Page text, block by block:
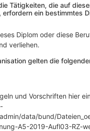
Tätigkeiten, die auf
ein bestimmtes
Diplom oder diese
verliehen.
gelten die
und Vorschriften hier
data/bund/
A5-2019-Aufl03-RZ-